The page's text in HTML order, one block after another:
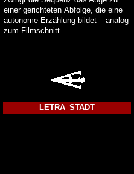
einer gerichteten Abfolge, die eine
autonome Erzählung bildet – analog
zum Filmschnitt.
LETRA_STADT